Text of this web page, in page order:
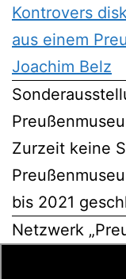
Kontrovers
aus einem
Joachim Belz
Zurzeit keine
bis 2021
Netzwerk